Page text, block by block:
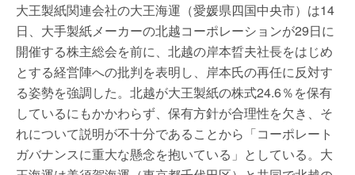
大王製紙関連会社の大王海運（愛媛県四国中央市）は14
日、大手製紙メーカーの北越コーポレーションが29日に
開催する株主総会を前に、北越の岸本晢夫社長をはじめ
とする経営陣への批判を表明し、岸本氏の再任に反対す
る姿勢を強調した。北越が大王製紙の株式24.6％を保有
しているにもかかわらず、保有方針が合理性を欠き、そ
れについて説明が不十分であることから「コーポレート
ガバナンスに重大な懸念を抱いている」としている。大